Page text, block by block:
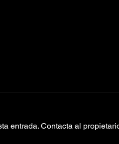
entrada. Contacta al